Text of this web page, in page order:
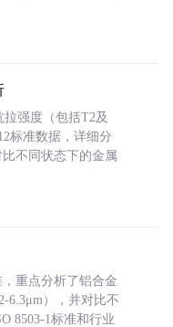
强度（包括T2及
标准数据，详细分
不同状态下的金属
重点分析了铝合金
6.3μm），并对比不
8503-1标准和行业